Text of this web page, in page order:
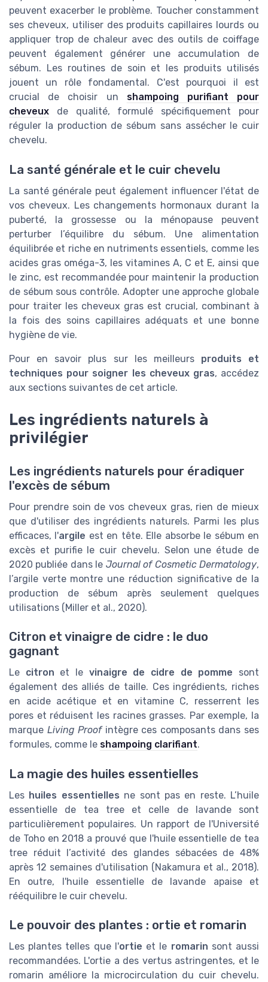
peuvent exacerber le problème. Toucher constamment
ses cheveux, utiliser des produits capillaires lourds ou
appliquer trop de chaleur avec des outils de coiffage
peuvent également générer une accumulation de
sébum. Les routines de soin et les produits utilisés
jouent un rôle fondamental. C'est pourquoi il est
crucial de choisir un shampoing purifiant pour
cheveux de qualité, formulé spécifiquement pour
réguler la production de sébum sans assécher le cuir
chevelu.
La santé générale et le cuir chevelu
La santé générale peut également influencer l'état de
vos cheveux. Les changements hormonaux durant la
puberté, la grossesse ou la ménopause peuvent
perturber l’équilibre du sébum. Une alimentation
équilibrée et riche en nutriments essentiels, comme les
acides gras oméga-3, les vitamines A, C et E, ainsi que
le zinc, est recommandée pour maintenir la production
de sébum sous contrôle. Adopter une approche globale
pour traiter les cheveux gras est crucial, combinant à
la fois des soins capillaires adéquats et une bonne
hygiène de vie.
Pour en savoir plus sur les meilleurs produits et
techniques pour soigner les cheveux gras, accédez
aux sections suivantes de cet article.
Les ingrédients naturels à
privilégier
Les ingrédients naturels pour éradiquer
l'excès de sébum
Pour prendre soin de vos cheveux gras, rien de mieux
que d'utiliser des ingrédients naturels. Parmi les plus
efficaces, l'argile est en tête. Elle absorbe le sébum en
excès et purifie le cuir chevelu. Selon une étude de
2020 publiée dans le Journal of Cosmetic Dermatology,
l’argile verte montre une réduction significative de la
production de sébum après seulement quelques
utilisations (Miller et al., 2020).
Citron et vinaigre de cidre : le duo
gagnant
Le citron et le vinaigre de cidre de pomme sont
également des alliés de taille. Ces ingrédients, riches
en acide acétique et en vitamine C, resserrent les
pores et réduisent les racines grasses. Par exemple, la
marque Living Proofintègre ces composants dans ses
formules, comme le shampoing clarifiant.
La magie des huiles essentielles
Les huiles essentielles ne sont pas en reste. L’huile
essentielle de tea tree et celle de lavande sont
particulièrement populaires. Un rapport de l'Université
de Toho en 2018 a prouvé que l'huile essentielle de tea
tree réduit l’activité des glandes sébacées de 48%
après 12 semaines d'utilisation (Nakamura et al., 2018).
En outre, l'huile essentielle de lavande apaise et
rééquilibre le cuir chevelu.
Le pouvoir des plantes : ortie et romarin
Les plantes telles que l'ortie et le romarin sont aussi
recommandées. L'ortie a des vertus astringentes, et le
romarin améliore la microcirculation du cuir chevelu.